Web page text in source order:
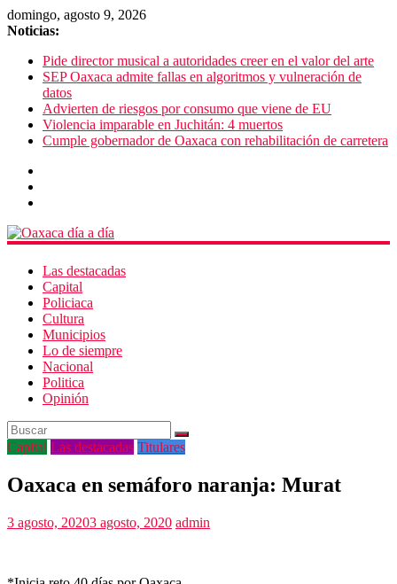
domingo, agosto 9, 2026
Noticias:
Pide director musical a autoridades creer en el valor del arte
SEP Oaxaca admite fallas en algoritmos y vulneración de
datos
Advierten de riesgos por consumo que viene de EU
Violencia imparable en Juchitán: 4 muertos
Cumple gobernador de Oaxaca con rehabilitación de carretera
Las destacadas
Capital
Policiaca
Cultura
Municipios
Lo de siempre
Nacional
Politica
Opinión
Capital Las destacadas Titulares
Oaxaca en semáforo naranja: Murat
3 agosto, 20203 agosto, 2020 admin